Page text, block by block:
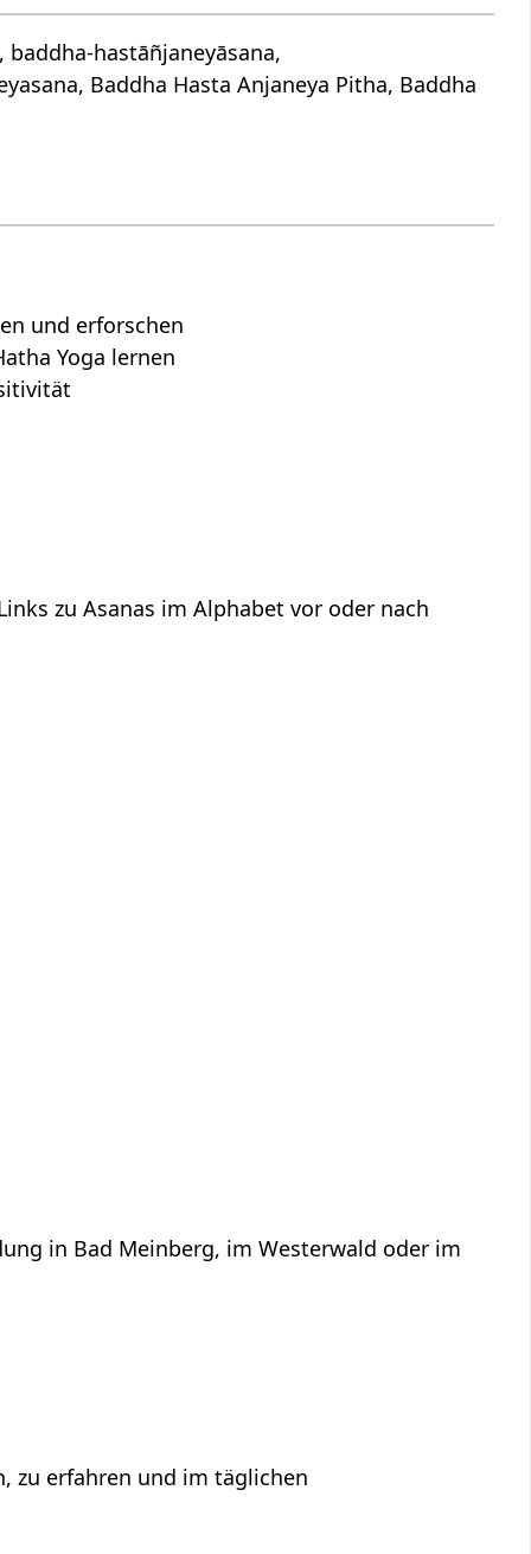
baddha-hastāñjaneyāsana,
Baddha Hasta Anjaneya Pitha, Baddha
und erforschen
Yoga lernen
zu Asanas im Alphabet vor oder nach
in Bad Meinberg, im Westerwald oder im
zu erfahren und im täglichen